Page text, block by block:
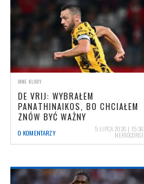
INNE KLUBY
DE VRIJ: WYBRAŁEM
PANATHINAIKOS, BO CHCIAŁEM
ZNÓW BYĆ WAŻNY
0 KOMENTARZY 5 LIPCA 2026 | 15:36
NERIOCORSI